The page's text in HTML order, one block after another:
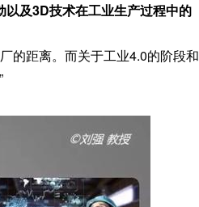
及3D技术在工业生产过程中的
的距离。而关于工业4.0的阶段和